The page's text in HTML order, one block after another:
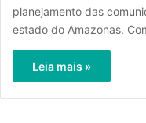
planejamento das
estado do Amazonas.
Leia mais »